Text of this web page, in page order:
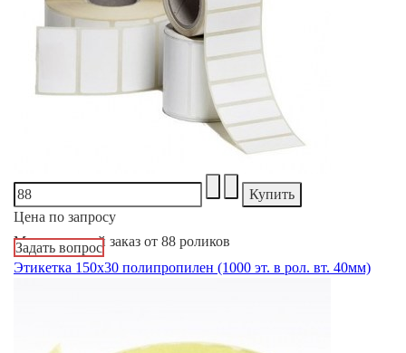
Цена по запросу
Минимальный заказ от 88 роликов
Задать вопрос
Этикетка 150х30 полипропилен (1000 эт. в рол. вт. 40мм)